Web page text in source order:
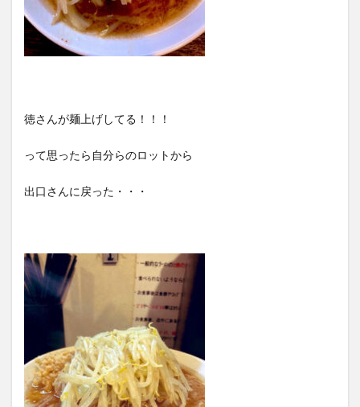
徳さんが麺上げしてる！！！
って思ったら自分らのロットから
出口さんに戻った・・・